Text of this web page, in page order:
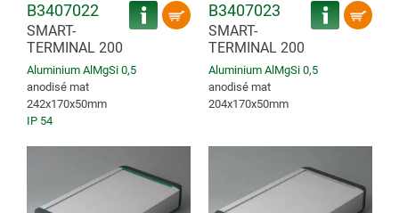
B3407022
SMART-
TERMINAL 200
Aluminium AlMgSi 0,5
anodisé mat
242x170x50mm
IP 54
B3407023
SMART-
TERMINAL 200
Aluminium AlMgSi 0,5
anodisé mat
204x170x50mm